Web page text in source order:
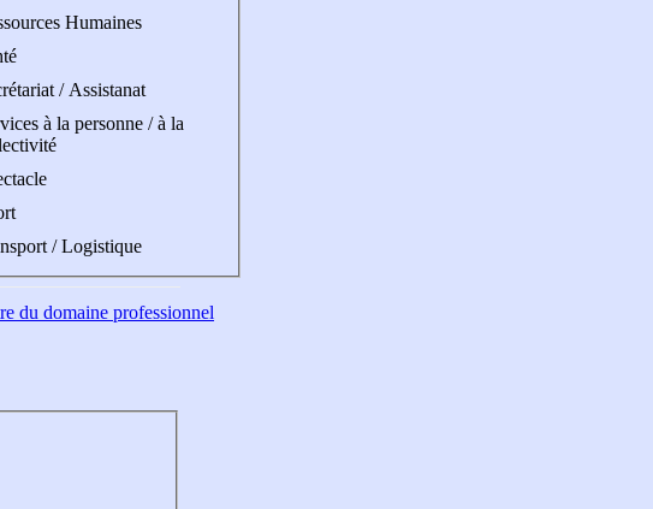
Humaines
/ Assistanat
à la personne / à la
/ Logistique
du domaine professionnel